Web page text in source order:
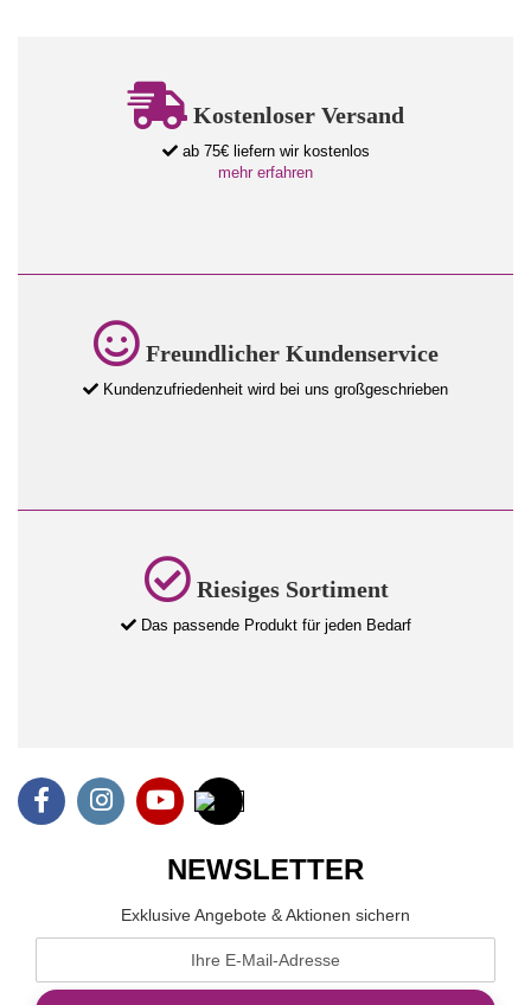
Kostenloser Versand
ab 75€ liefern wir kostenlos
mehr erfahren
Freundlicher Kundenservice
Kundenzufriedenheit wird bei uns großgeschrieben
Riesiges Sortiment
Das passende Produkt für jeden Bedarf
NEWSLETTER
Exklusive Angebote & Aktionen sichern